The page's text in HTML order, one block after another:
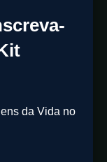
da Vida no